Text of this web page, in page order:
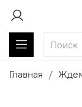
Главная